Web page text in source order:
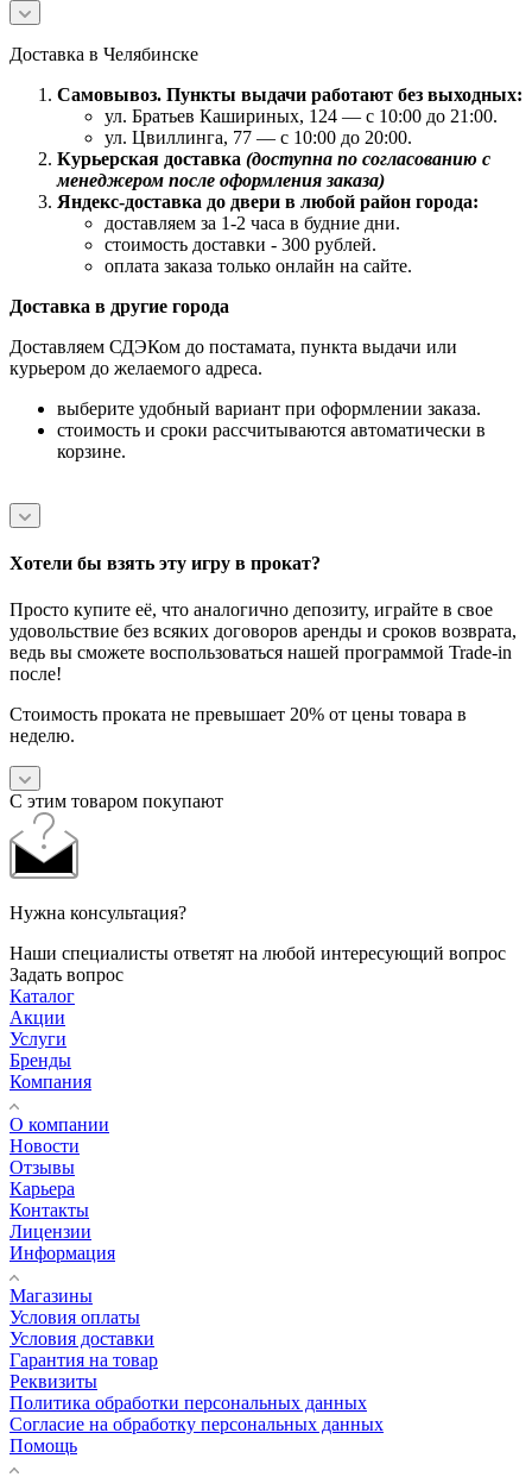
Доставка в Челябинске
Самовывоз. Пункты выдачи работают без выходных:
ул. Братьев Кашириных, 124 — с 10:00 до 21:00.
ул. Цвиллинга, 77 — с 10:00 до 20:00.
Курьерская доставка (доступна по согласованию с
менеджером после оформления заказа)
Яндекс-доставка до двери в любой район города:
доставляем за 1-2 часа в будние дни.
стоимость доставки - 300 рублей.
оплата заказа только онлайн на сайте.
Доставка в другие города
Доставляем СДЭКом до постамата, пункта выдачи или
курьером до желаемого адреса.
выберите удобный вариант при оформлении заказа.
стоимость и сроки рассчитываются автоматически в
корзине.
Хотели бы взять эту игру в прокат?
Просто купите её, что аналогично депозиту, играйте в свое
удовольствие без всяких договоров аренды и сроков возврата,
ведь вы сможете воспользоваться нашей программой Trade-in
после!
Стоимость проката не превышает 20% от цены товара в
неделю.
С этим товаром покупают
Нужна консультация?
Наши специалисты ответят на любой интересующий вопрос
Задать вопрос
Каталог
Акции
Услуги
Бренды
Компания
О компании
Новости
Отзывы
Карьера
Контакты
Лицензии
Информация
Магазины
Условия оплаты
Условия доставки
Гарантия на товар
Реквизиты
Политика обработки персональных данных
Согласие на обработку персональных данных
Помощь